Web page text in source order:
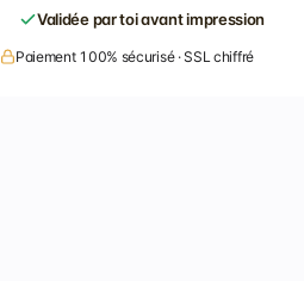
Validée par toi avant impression
Paiement 100% sécurisé · SSL chiffré